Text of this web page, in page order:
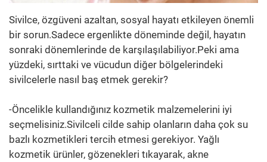
Sivilce, özgüveni azaltan, sosyal hayatı etkileyen önemli
bir sorun.Sadece ergenlikte döneminde değil, hayatın
sonraki dönemlerinde de karşılaşılabiliyor.Peki ama
yüzdeki, sırttaki ve vücudun diğer bölgelerindeki
sivilcelerle nasıl baş etmek gerekir?
-Öncelikle kullandığınız kozmetik malzemelerini iyi
seçmelisiniz.Sivilceli cilde sahip olanların daha çok su
bazlı kozmetikleri tercih etmesi gerekiyor. Yağlı
kozmetik ürünler, gözenekleri tıkayarak, akne